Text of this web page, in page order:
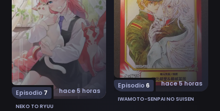
hace 5 horas
Episodio 7
NEKO TO RYUU
hace 5 horas
Episodio 6
IWAMOTO-SENPAI NO SUISEN